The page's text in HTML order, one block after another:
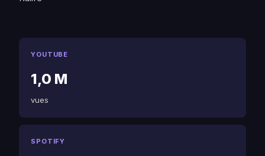
YOUTUBE
1,0 M
vues
SPOTIFY